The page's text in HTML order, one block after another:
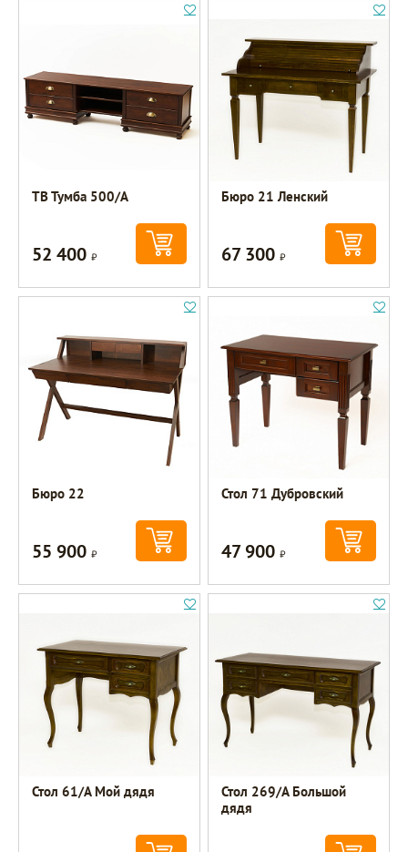
ТВ Тумба 500/А
52 400Р
Бюро 21 Ленский
67 300Р
Бюро 22
55 900Р
Стол 71 Дубровский
47 900Р
Стол 61/А Мой дядя
Стол 269/А Большой
дядя